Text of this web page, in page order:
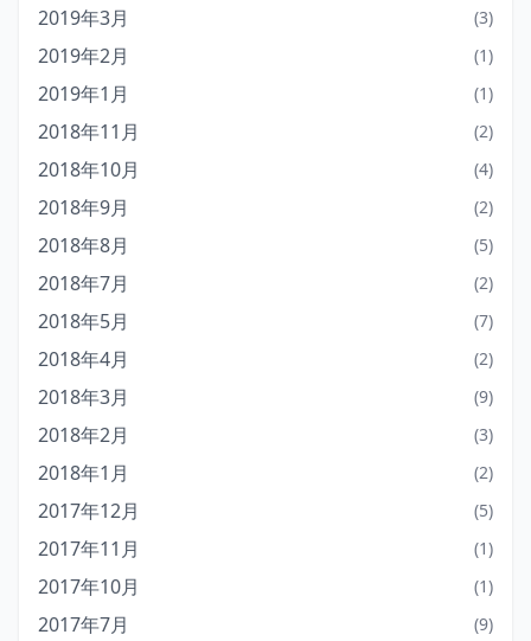
2019年3月 (3)
2019年2月 (1)
2019年1月 (1)
2018年11月 (2)
2018年10月 (4)
2018年9月 (2)
2018年8月 (5)
2018年7月 (2)
2018年5月 (7)
2018年4月 (2)
2018年3月 (9)
2018年2月 (3)
2018年1月 (2)
2017年12月 (5)
2017年11月 (1)
2017年10月 (1)
2017年7月 (9)